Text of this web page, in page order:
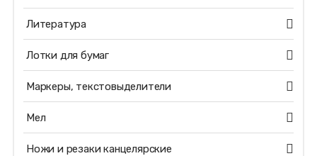
Литература
Лотки для бумаг
Маркеры, текстовыделители
Мел
Ножи и резаки канцелярские